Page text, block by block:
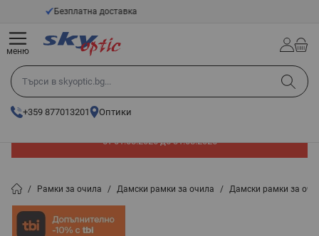
Прескачане към съдържанието
Търси в skyoptic.bg...
+359 877013201 Оптики
меню
от 01.08.2026 до 31.08.2026
/ Рамки за очила / Дамски рамки за очила / Дамски рамки за